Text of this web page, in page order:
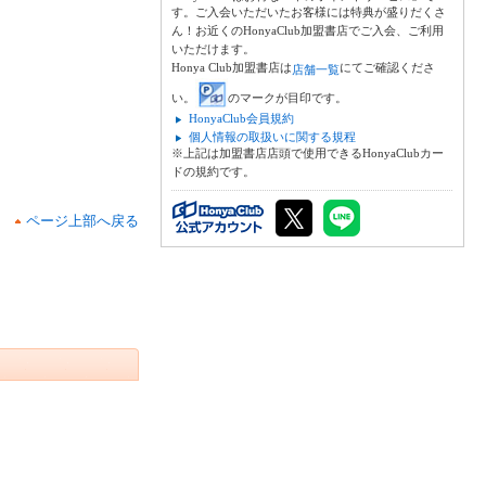
ページ上部へ戻る
す。ご入会いただいたお客様には特典が盛りだくさ
ん！お近くのHonyaClub加盟書店でご入会、ご利用
いただけます。
Honya Club加盟書店は店舗一覧にてご確認くださ
い。
のマークが目印です。
HonyaClub会員規約
個人情報の取扱いに関する規程
※上記は加盟書店店頭で使用できるHonyaClubカー
ドの規約です。